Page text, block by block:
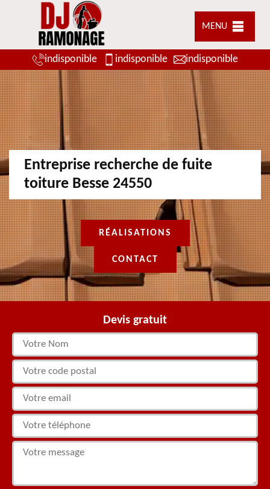
MENU
indisponible indisponible indisponible
Entreprise recherche de fuite
toiture Besse 24550
RÉALISATIONS
CONTACT
Devis gratuit